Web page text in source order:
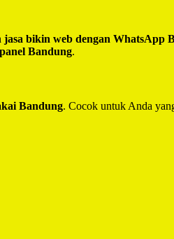
jasa bikin web dengan WhatsApp
Bandung.
Bandung. Cocok untuk Anda